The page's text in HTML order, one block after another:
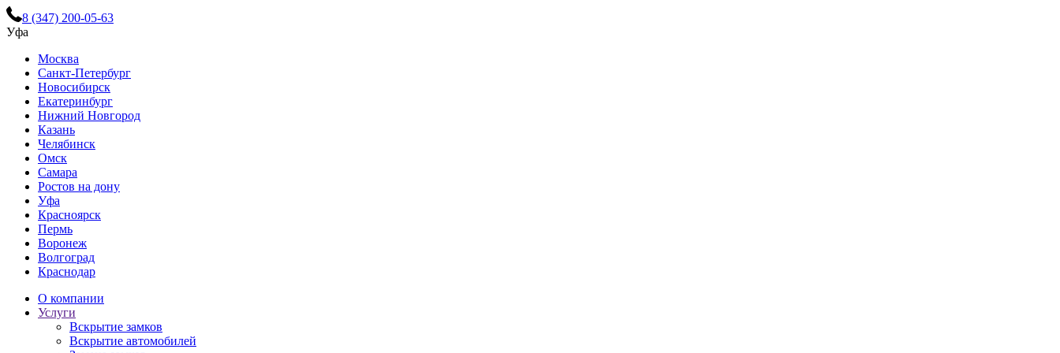
8 (347) 200-05-63
Уфа
Москва
Санкт-Петербург
Новосибирск
Екатеринбург
Нижний Новгород
Казань
Челябинск
Омск
Самара
Ростов на дону
Уфа
Красноярск
Пермь
Воронеж
Волгоград
Краснодар
О компании
Услуги
Вскрытие замков
Вскрытие автомобилей